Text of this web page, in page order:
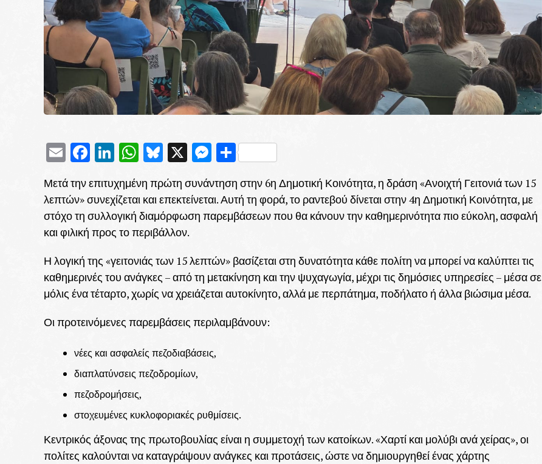
EmailFacebook
LinkedIn
WhatsApp
Bluesky
X Messenger
Μοιραστείτε
Μετά την επιτυχημένη πρώτη συνάντηση στην 6η Δημοτική Κοινότητα, η δράση «Ανοιχτή Γειτονιά των 15
λεπτών» συνεχίζεται και επεκτείνεται. Αυτή τη φορά, το ραντεβού δίνεται στην 4η Δημοτική Κοινότητα, με
στόχο τη συλλογική διαμόρφωση παρεμβάσεων που θα κάνουν την καθημερινότητα πιο εύκολη, ασφαλή
και φιλική προς το περιβάλλον.
Η λογική της «γειτονιάς των 15 λεπτών» βασίζεται στη δυνατότητα κάθε πολίτη να μπορεί να καλύπτει τις
καθημερινές του ανάγκες – από τη μετακίνηση και την ψυχαγωγία, μέχρι τις δημόσιες υπηρεσίες – μέσα σε
μόλις ένα τέταρτο, χωρίς να χρειάζεται αυτοκίνητο, αλλά με περπάτημα, ποδήλατο ή άλλα βιώσιμα μέσα.
Οι προτεινόμενες παρεμβάσεις περιλαμβάνουν:
νέες και ασφαλείς πεζοδιαβάσεις,
διαπλατύνσεις πεζοδρομίων,
πεζοδρομήσεις,
στοχευμένες κυκλοφοριακές ρυθμίσεις.
Κεντρικός άξονας της πρωτοβουλίας είναι η συμμετοχή των κατοίκων. «Χαρτί και μολύβι ανά χείρας», οι
πολίτες καλούνται να καταγράψουν ανάγκες και προτάσεις, ώστε να δημιουργηθεί ένας χάρτης